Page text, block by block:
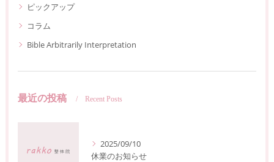
ピックアップ
コラム
Bible Arbitrarily Interpretation
最近の投稿 Recent Posts
2025/09/10
休業のお知らせ